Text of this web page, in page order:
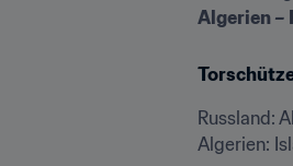
Algerien ­–
Russland:
Algerien: